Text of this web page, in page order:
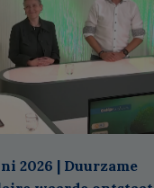
2026 | Duurzame